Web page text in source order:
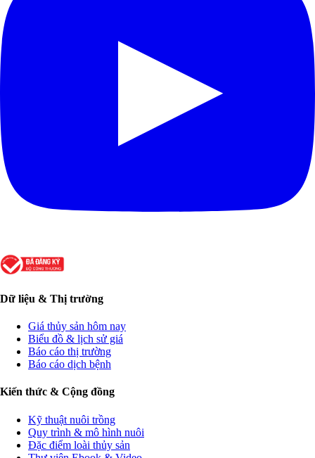
Dữ liệu & Thị trường
Giá thủy sản hôm nay
Biểu đồ & lịch sử giá
Báo cáo thị trường
Báo cáo dịch bệnh
Kiến thức & Cộng đồng
Kỹ thuật nuôi trồng
Quy trình & mô hình nuôi
Đặc điểm loài thủy sản